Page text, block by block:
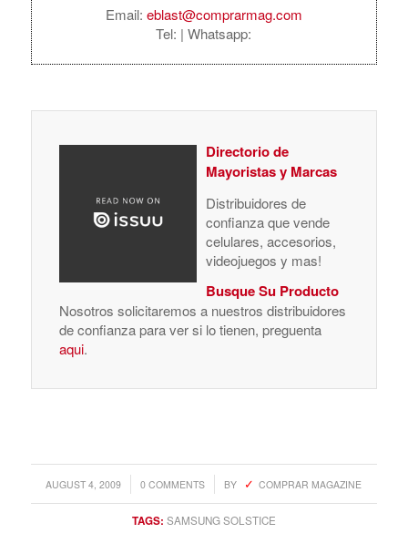
Email: eblast@comprarmag.com
Tel: | Whatsapp:
Directorio de
Mayoristas y Marcas
Distribuidores de
confianza que vende
celulares, accesorios,
videojuegos y mas!
Busque Su Producto
Nosotros solicitaremos a nuestros distribuidores
de confianza para ver si lo tienen, preguenta
aqui.
AUGUST 4, 2009
/ 0 COMMENTS
/ BY COMPRAR MAGAZINE
TAGS: SAMSUNG SOLSTICE